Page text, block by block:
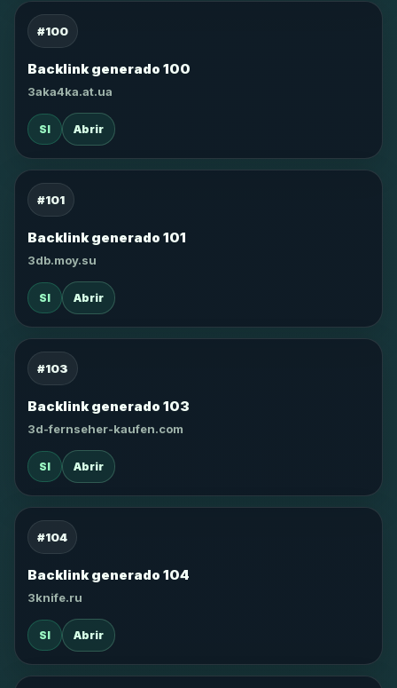
#100
Backlink generado 100
3aka4ka.at.ua
SI Abrir
#101
Backlink generado 101
3db.moy.su
SI Abrir
#103
Backlink generado 103
3d-fernseher-kaufen.com
SI Abrir
#104
Backlink generado 104
3knife.ru
SI Abrir